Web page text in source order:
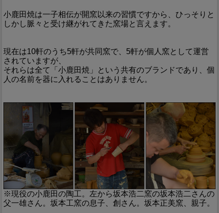
小鹿田焼は一子相伝が開窯以来の習慣ですから、ひっそりと
しかし脈々と受け継がれてきた窯場と言えます。
現在は10軒のうち5軒が共同窯で、5軒が個人窯として運営
されていますが、
それらは全て「小鹿田焼」という共有のブランドであり、個
人の名前を器に入れることはありません。
※現役の小鹿田の陶工。左から坂本浩二窯の坂本浩二さんの
父一雄さん。坂本工窯の息子、創さん。坂本正美窯、親子。